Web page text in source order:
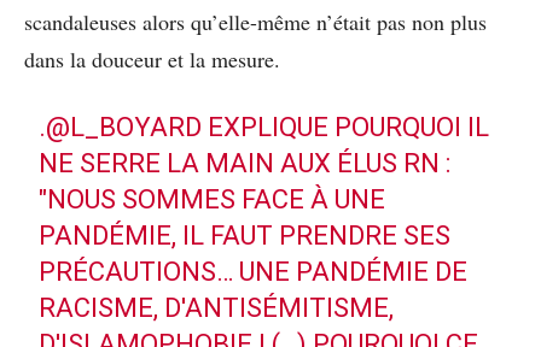
scandaleuses alors qu’elle-même n’était pas non plus
dans la douceur et la mesure.
.@L_BOYARD EXPLIQUE POURQUOI IL
NE SERRE LA MAIN AUX ÉLUS RN :
"NOUS SOMMES FACE À UNE
PANDÉMIE, IL FAUT PRENDRE SES
PRÉCAUTIONS… UNE PANDÉMIE DE
RACISME, D'ANTISÉMITISME,